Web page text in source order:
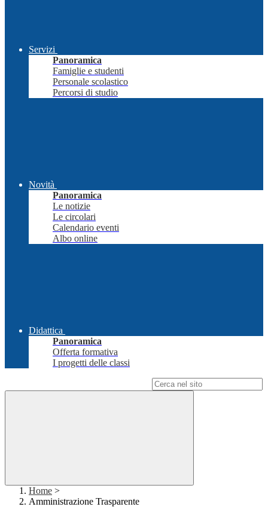
Servizi
Panoramica
Famiglie e studenti
Personale scolastico
Percorsi di studio
Novità
Panoramica
Le notizie
Le circolari
Calendario eventi
Albo online
Didattica
Panoramica
Offerta formativa
I progetti delle classi
Home >
Amministrazione Trasparente